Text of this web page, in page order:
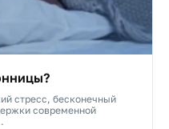
стресс, бесконечный
современной